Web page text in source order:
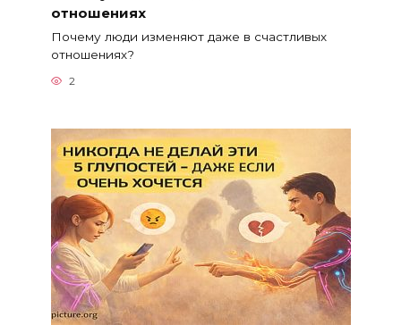
отношениях
Почему люди изменяют даже в счастливых
отношениях?
2